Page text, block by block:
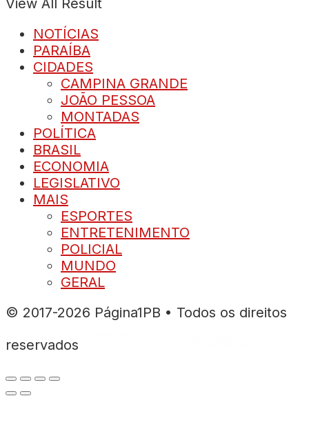
NOTÍCIAS
PARAÍBA
CIDADES
CAMPINA GRANDE
JOÃO PESSOA
MONTADAS
POLÍTICA
BRASIL
ECONOMIA
LEGISLATIVO
MAIS
ESPORTES
ENTRETENIMENTO
POLICIAL
MUNDO
GERAL
© 2017-2026 Página1PB • Todos os direitos
reservados